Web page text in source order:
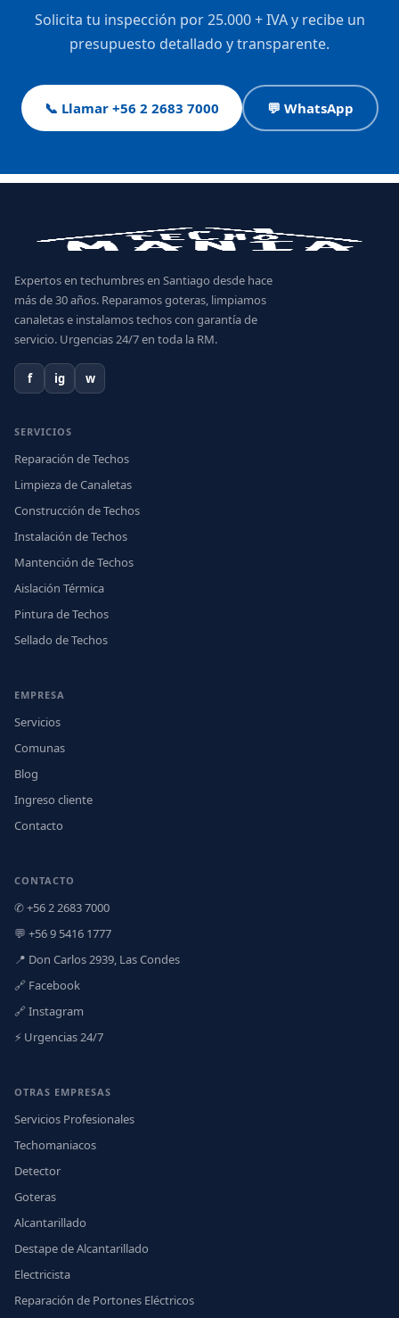
Solicita tu inspección por 25.000 + IVA y recibe un
presupuesto detallado y transparente.
📞 Llamar +56 2 2683 7000 💬 WhatsApp
Expertos en techumbres en Santiago desde hace
más de 30 años. Reparamos goteras, limpiamos
canaletas e instalamos techos con garantía de
servicio. Urgencias 24/7 en toda la RM.
f ig w
SERVICIOS
Reparación de Techos
Limpieza de Canaletas
Construcción de Techos
Instalación de Techos
Mantención de Techos
Aislación Térmica
Pintura de Techos
Sellado de Techos
EMPRESA
Servicios
Comunas
Blog
Ingreso cliente
Contacto
CONTACTO
✆ +56 2 2683 7000
💬 +56 9 5416 1777
📍 Don Carlos 2939, Las Condes
🔗 Facebook
🔗 Instagram
⚡ Urgencias 24/7
OTRAS EMPRESAS
Servicios Profesionales
Techomaniacos
Detector
Goteras
Alcantarillado
Destape de Alcantarillado
Electricista
Reparación de Portones Eléctricos